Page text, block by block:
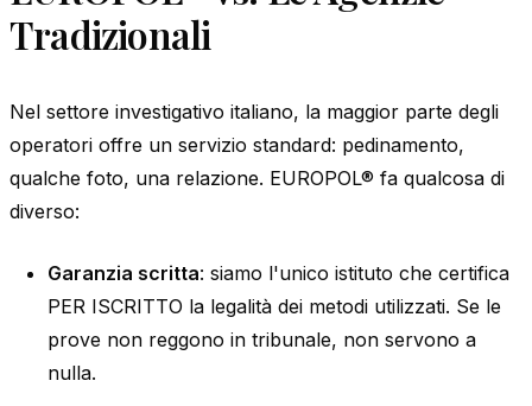
Tradizionali
Nel settore investigativo italiano, la maggior parte degli
operatori offre un servizio standard: pedinamento,
qualche foto, una relazione. EUROPOL® fa qualcosa di
diverso:
Garanzia scritta: siamo l'unico istituto che certifica
PER ISCRITTO la legalità dei metodi utilizzati. Se le
prove non reggono in tribunale, non servono a
nulla.